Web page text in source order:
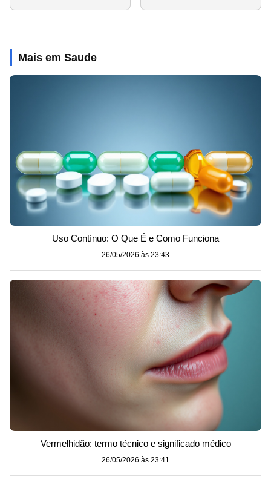
Mais em Saude
Uso Contínuo: O Que É e Como Funciona
26/05/2026 às 23:43
Vermelhidão: termo técnico e significado médico
26/05/2026 às 23:41